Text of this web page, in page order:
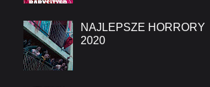
NAJLEPSZE HORRORY
2020